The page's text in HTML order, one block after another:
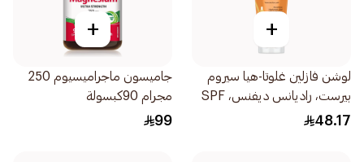
+
لوشن فازلين غلوتا-هيا سيروم
بيرست، راديانس ديفنس، SPF
50 PA+++، 180مل
48.17
+
جاميسون ماجراميسيوم 250
مجرام 90كبسولة
99